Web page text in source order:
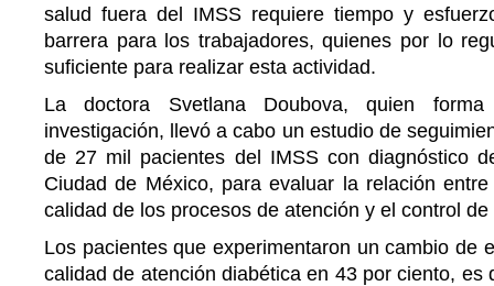
salud fuera del IMSS requiere tiempo y
barrera para los trabajadores, quienes por lo
suficiente para realizar esta actividad.
La doctora Svetlana Doubova, quien
investigación, llevó a cabo un estudio de
de 27 mil pacientes del IMSS con diagnóstico
Ciudad de México, para evaluar la relación
calidad de los procesos de atención y el control
Los pacientes que experimentaron un cambio de
calidad de atención diabética en 43 por ciento, es